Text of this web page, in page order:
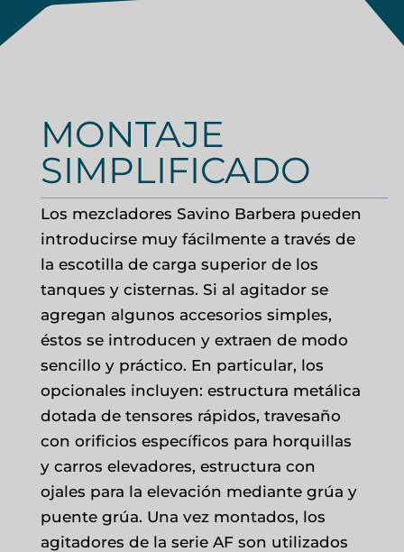
MONTAJE
SIMPLIFICADO
Los mezcladores Savino Barbera pueden
introducirse muy fácilmente a través de
la escotilla de carga superior de los
tanques y cisternas. Si al agitador se
agregan algunos accesorios simples,
éstos se introducen y extraen de modo
sencillo y práctico. En particular, los
opcionales incluyen: estructura metálica
dotada de tensores rápidos, travesaño
con orificios específicos para horquillas
y carros elevadores, estructura con
ojales para la elevación mediante grúa y
puente grúa. Una vez montados, los
agitadores de la serie AF son utilizados